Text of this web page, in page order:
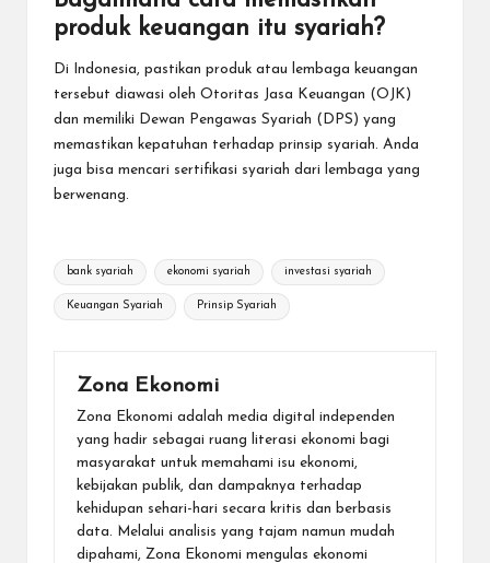
produk keuangan itu syariah?
Di Indonesia, pastikan produk atau lembaga keuangan
tersebut diawasi oleh Otoritas Jasa Keuangan (OJK)
dan memiliki Dewan Pengawas Syariah (DPS) yang
memastikan kepatuhan terhadap prinsip syariah. Anda
juga bisa mencari sertifikasi syariah dari lembaga yang
berwenang.
Tags:
bank syariah ekonomi syariah investasi syariah
Keuangan Syariah Prinsip Syariah
Zona Ekonomi
Zona Ekonomi adalah media digital independen
yang hadir sebagai ruang literasi ekonomi bagi
masyarakat untuk memahami isu ekonomi,
kebijakan publik, dan dampaknya terhadap
kehidupan sehari-hari secara kritis dan berbasis
data. Melalui analisis yang tajam namun mudah
dipahami, Zona Ekonomi mengulas ekonomi